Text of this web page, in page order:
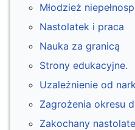
Młodzież
Nastolatek i praca
Nauka za granicą
Strony edukacyjne.
Uzależnienie od
Zagrożenia okresu
Zakochany